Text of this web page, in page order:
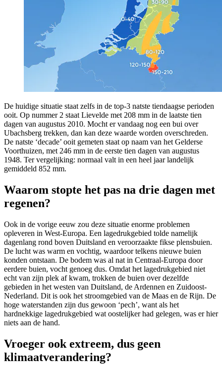
De huidige situatie staat zelfs in de top-3 natste tiendaagse perioden
ooit. Op nummer 2 staat Lievelde met 208 mm in de laatste tien
dagen van augustus 2010. Mocht er vandaag nog een bui over
Ubachsberg trekken, dan kan deze waarde worden overschreden.
De natste ‘decade’ ooit gemeten staat op naam van het Gelderse
Voorthuizen, met 246 mm in de eerste tien dagen van augustus
1948. Ter vergelijking: normaal valt in een heel jaar landelijk
gemiddeld 852 mm.
Waarom stopte het pas na drie dagen met
regenen?
Ook in de vorige eeuw zou deze situatie enorme problemen
opleveren in West-Europa. Een lagedrukgebied tolde namelijk
dagenlang rond boven Duitsland en veroorzaakte fikse plensbuien.
De lucht was warm en vochtig, waardoor telkens nieuwe buien
konden ontstaan. De bodem was al nat in Centraal-Europa door
eerdere buien, vocht genoeg dus. Omdat het lagedrukgebied niet
echt van zijn plek af kwam, trokken de buien over dezelfde
gebieden in het westen van Duitsland, de Ardennen en Zuidoost-
Nederland. Dit is ook het stroomgebied van de Maas en de Rijn. De
hoge waterstanden zijn dus gewoon ‘pech’, want als het
hardnekkige lagedrukgebied wat oostelijker had gelegen, was er hier
niets aan de hand.
Vroeger ook extreem, dus geen
klimaatverandering?